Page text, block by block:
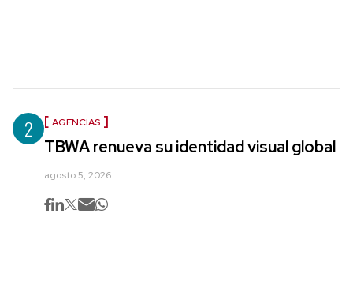
2 AGENCIAS
TBWA renueva su identidad visual global
agosto 5, 2026